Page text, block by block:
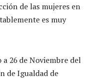
de las mujeres en
es muy
26 de Noviembre del
de Igualdad de